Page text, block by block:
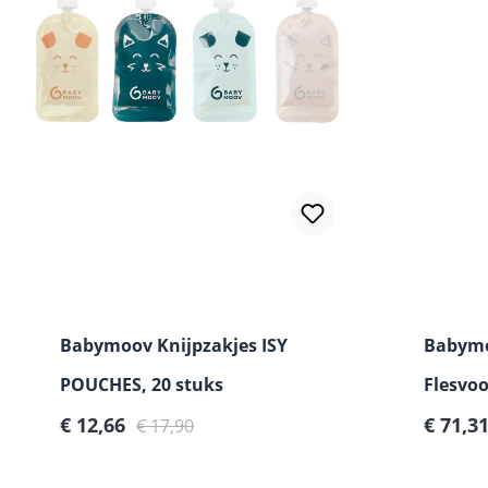
Babymoov Knijpzakjes ISY
POUCHES, 20 stuks
Verkoopprijs:
€ 12,66 Normale prijs:
€ 17,90
Milky
€ 71,31